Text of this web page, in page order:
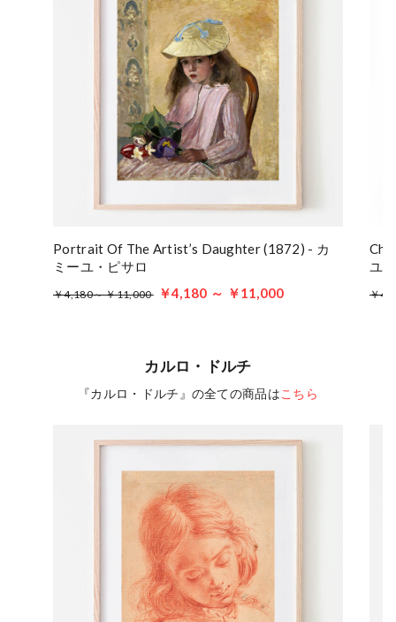
Portrait Of The Artist’s Daughter (1872) - カ
ミーユ・ピサロ
￥4,180～ ￥11,000 ￥4,180 ～ ￥11,000
ユ
￥
カルロ・ドルチ
『カルロ・ドルチ』の全ての商品はこちら